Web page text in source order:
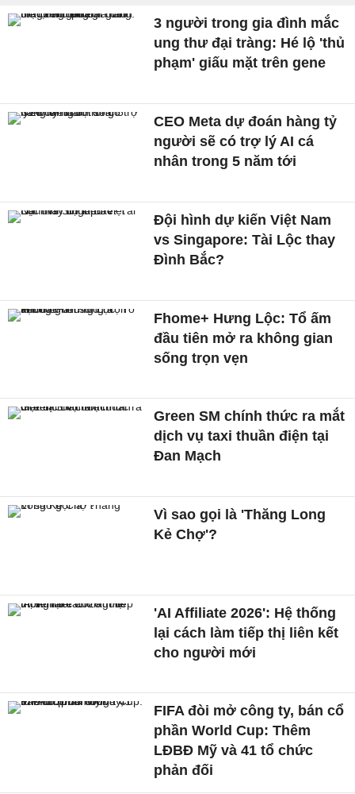
3 người trong gia đình mắc
ung thư đại tràng: Hé lộ 'thủ
phạm' giấu mặt trên gene
CEO Meta dự đoán hàng tỷ
người sẽ có trợ lý AI cá
nhân trong 5 năm tới
Đội hình dự kiến Việt Nam
vs Singapore: Tài Lộc thay
Đình Bắc?
Fhome+ Hưng Lộc: Tổ ấm
đầu tiên mở ra không gian
sống trọn vẹn
Green SM chính thức ra mắt
dịch vụ taxi thuần điện tại
Đan Mạch
Vì sao gọi là 'Thăng Long
Kẻ Chợ'?
'AI Affiliate 2026': Hệ thống
lại cách làm tiếp thị liên kết
cho người mới
FIFA đòi mở công ty, bán cổ
phần World Cup: Thêm
LĐBĐ Mỹ và 41 tổ chức
phản đối